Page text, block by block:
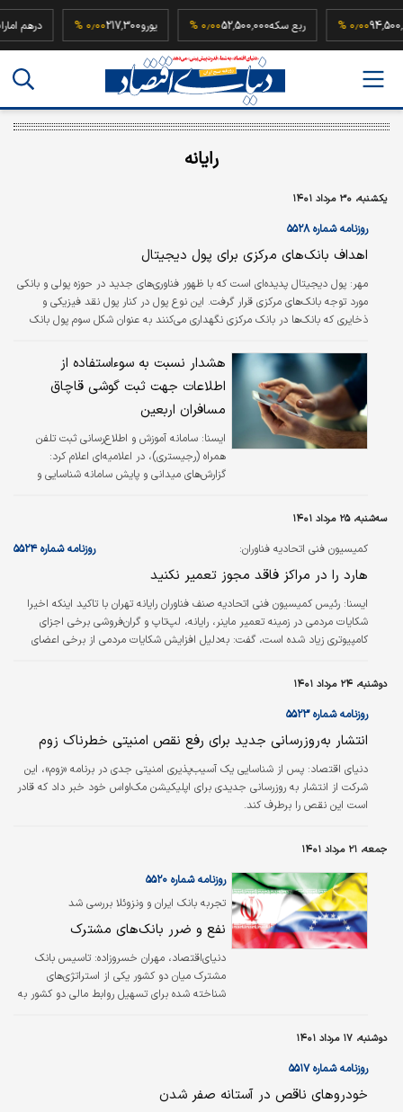
94,500,000۰٫۰۰ % ربع سکه52,500,000۰٫۰۰ % یورو217,300۰٫۰۰ %
رایانه
یکشنبه، ۳۰ مرداد ۱۴۰۱
روزنامه شماره ۵۵۲۸
اهداف بانک‌های مرکزی برای پول دیجیتال
مهر: پول دیجیتال پدیده‌ای است که با ظهور فناوری‌های جدید در حوزه پولی و بانکی
مورد توجه بانک‌های مرکزی قرار گرفت. این نوع پول در کنار پول نقد فیزیکی و
ذخایری که بانک‌ها در بانک مرکزی نگهداری می‌کنند به عنوان شکل سوم پول بانک
هشدار نسبت به سوءاستفاده از
اطلاعات جهت ثبت گوشی قاچاق
مسافران اربعین
ايسنا: سامانه آموزش و اطلاع‌رسانی ثبت تلفن
همراه (رجیستری)، در اعلامیه‌ای اعلام کرد:
گزارش‌های میدانی و پایش سامانه شناسایی و
سه‌شنبه، ۲۵ مرداد ۱۴۰۱
کمیسیون فنی اتحادیه فناوران: روزنامه شماره ۵۵۲۴
هارد را در مراکز فاقد مجوز تعمیر نکنید
ايسنا: رئیس کمیسیون فنی اتحادیه صنف فناوران رایانه تهران با تاکید اینکه اخیرا
شکایات مردمی در زمینه تعمیر ماینر، رایانه، لپ‌تاپ و گران‌فروشی برخی اجزای
کامپیوتری زیاد شده است، گفت: به‌دلیل افزایش شکایات مردمی از برخی اعضای
دوشنبه، ۲۴ مرداد ۱۴۰۱
روزنامه شماره ۵۵۲۳
انتشار به‌روزرسانی جدید برای رفع نقص امنیتی خطرناک زوم
دنياي اقتصاد: پس از شناسایی یک آسیب‌پذیری امنیتی جدی در برنامه «زوم»، این
شرکت از انتشار به روزرسانی جدیدی برای اپلیکیشن مک‌‌او‌اس خود خبر داد که قادر
است این نقص را برطرف کند.
جمعه، ۲۱ مرداد ۱۴۰۱
تجربه بانک ایران و ونزوئلا بررسی شد
روزنامه شماره ۵۵۲۰
نفع و ضرر بانک‌های مشترک
دنیای‌اقتصاد، مهران خسروزاده: تاسیس بانک
مشترک میان دو کشور یکی از استراتژی‌‌‌های
شناخته شده برای تسهیل روابط مالی دو کشور به
کشورها چیست؟ چه وظیفه‌‌‌ای برعهده این نهادها
دوشنبه، ۱۷ مرداد ۱۴۰۱
روزنامه شماره ۵۵۱۷
خودروهای ناقص در آستانه صفر شدن